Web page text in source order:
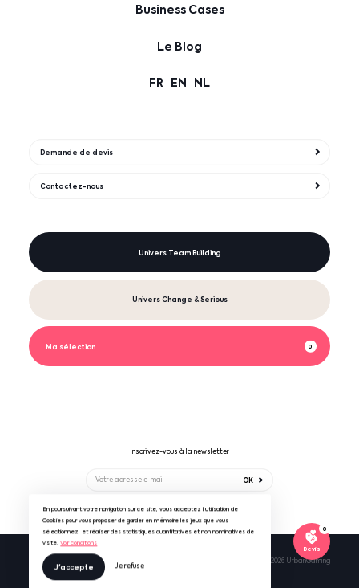
En poursuivant votre navigation sur ce site, vous acceptez l’utilisation de
Cookies pour vous proposer de garder en mémoire les jeux que vous
sélectionnez, et réaliser des statistiques quantitatives et non nominatives de
visite.Voir conditions
J'accepte Je refuse
Business Cases
Le Blog
FR EN NL
Demande de devis
Contactez-nous
Univers Team Building
Univers Change & Serious
0
Ma sélection
Inscrivez-vous à la newsletter
OK
Suivez-nous sur
Mentions légales & RGPD CGV UrbanGaming © 2026 UrbanGaming
Devis
0